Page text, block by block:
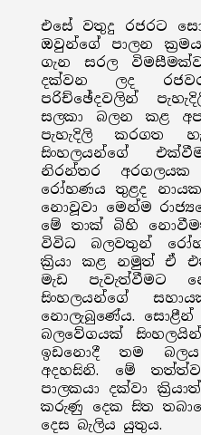
එසේ වතුදු රජරට
ඔවුන්ගේ පාලන
ගැන සරල
දක්වන ලද
පරිච්ඡේදවලින්
සලකා බලන කළ
පැහැදිලි කරගත
සිංහලයන්ගේ
නිරන්තර
රෝහණය තුළද
නොවූවා මෙන්ම
මේ තාක් බිහි
විවිධ බලවතුන්
ක්‍රියා කළ නමුත් ඒ
මැඩ පැවැත්වීමට
සිංහලයන්ගේ
නොලැබුණේය. සොළීන්
බලවේගයක්
ඉඩනොදී තම බලය
අදහසිනි. මේ
පාලකයා දක්වා
කරුණු දෙක සිත
දෙස බැලිය යුතුය.